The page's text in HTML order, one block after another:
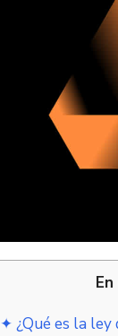
✦ ¿Qué es la ley